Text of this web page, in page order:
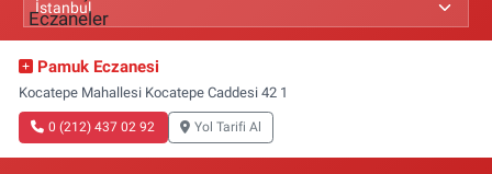
Pamuk Eczanesi
Kocatepe Mahallesi Kocatepe Caddesi 42 1
0 (212) 437 02 92 Yol Tarifi Al